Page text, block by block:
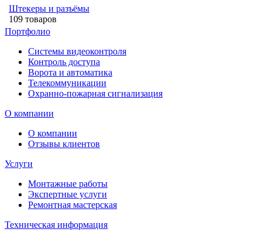
Штекеры и разъёмы
109 товаров
Портфолио
Системы видеоконтроля
Контроль доступа
Ворота и автоматика
Телекоммуникации
Охранно-пожарная сигнализация
О компании
О компании
Отзывы клиентов
Услуги
Монтажные работы
Экспертные услуги
Ремонтная мастерская
Техническая информация